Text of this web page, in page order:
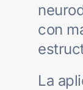
con
La